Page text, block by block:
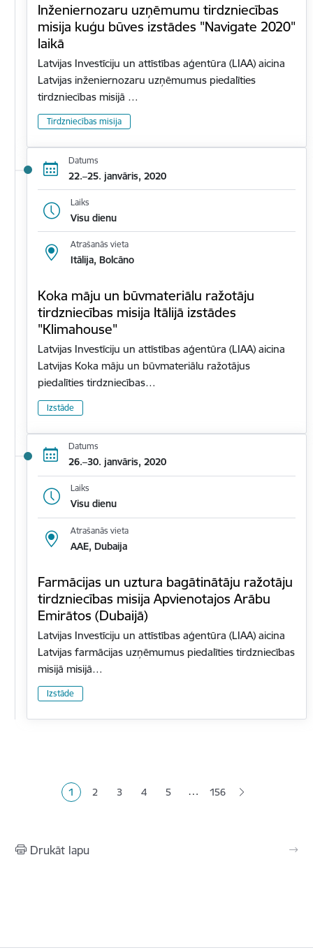
Inženiernozaru uzņēmumu tirdzniecības
misija kuģu būves izstādes "Navigate 2020"
laikā
Latvijas Investīciju un attīstības aģentūra (LIAA) aicina
Latvijas inženiernozaru uzņēmumus piedalīties
tirdzniecības misijā …
Tirdzniecības misija
Datums
22.–25. janvāris, 2020
Laiks
Visu dienu
Atrašanās vieta
Itālija, Bolcāno
Koka māju un būvmateriālu ražotāju
tirdzniecības misija Itālijā izstādes
"Klimahouse"
Latvijas Investīciju un attīstības aģentūra (LIAA) aicina
Latvijas Koka māju un būvmateriālu ražotājus
piedalīties tirdzniecības…
Izstāde
Datums
26.–30. janvāris, 2020
Laiks
Visu dienu
Atrašanās vieta
AAE, Dubaija
Farmācijas un uztura bagātinātāju ražotāju
tirdzniecības misija Apvienotajos Arābu
Emirātos (Dubaijā)
Latvijas Investīciju un attīstības aģentūra (LIAA) aicina
Latvijas farmācijas uzņēmumus piedalīties tirdzniecības
misijā misijā…
Izstāde
Pašreizējā lapa
1 Lapa
2 Lapa
3 Lapa
4 Lapa
5 … 156
Drukāt lapu